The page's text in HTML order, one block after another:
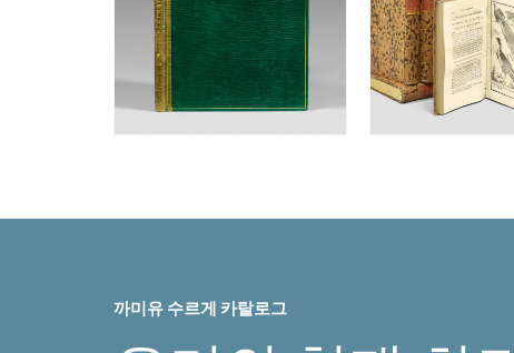
까미유 수르게 카탈로그